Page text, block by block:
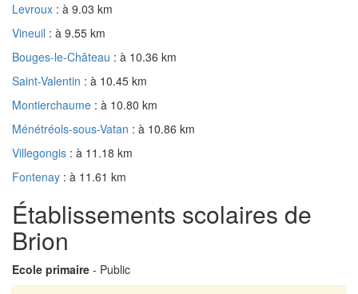
Levroux : à 9.03 km
Vineuil : à 9.55 km
Bouges-le-Château : à 10.36 km
Saint-Valentin : à 10.45 km
Montierchaume : à 10.80 km
Ménétréols-sous-Vatan : à 10.86 km
Villegongis : à 11.18 km
Fontenay : à 11.61 km
Établissements scolaires de
Brion
Ecole primaire - Public